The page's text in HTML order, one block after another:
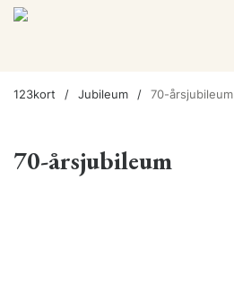
123kort Jubileum 70-årsjubileum
70-årsjubileum